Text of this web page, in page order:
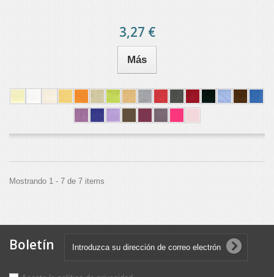
3,27 €
Más
Mostrando 1 - 7 de 7 items
Boletín